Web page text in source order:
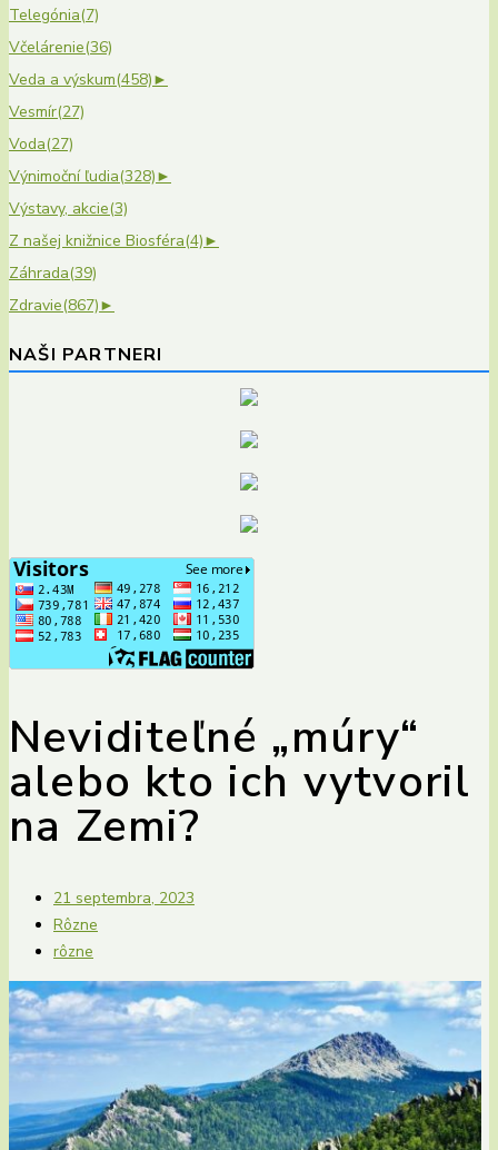
Telegónia(7)
Včelárenie(36)
Veda a výskum(458)►
Vesmír(27)
Voda(27)
Výnimoční ľudia(328)►
Výstavy, akcie(3)
Z našej knižnice Biosféra(4)►
Záhrada(39)
Zdravie(867)►
NAŠI PARTNERI
Neviditeľné „múry“
alebo kto ich vytvoril
na Zemi?
21 septembra, 2023
Rôzne
rôzne